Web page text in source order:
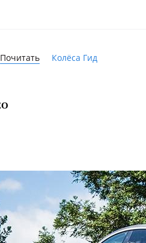
Почитать Колёса Гид